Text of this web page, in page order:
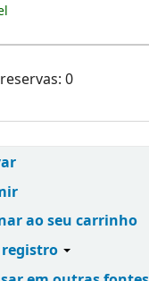
0
ao seu carrinho